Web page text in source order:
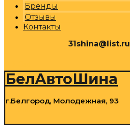
Бренды
Отзывы
Контакты
31shina@list.ru
БелАвтоШина
г.Белгород, Молодежная, 93